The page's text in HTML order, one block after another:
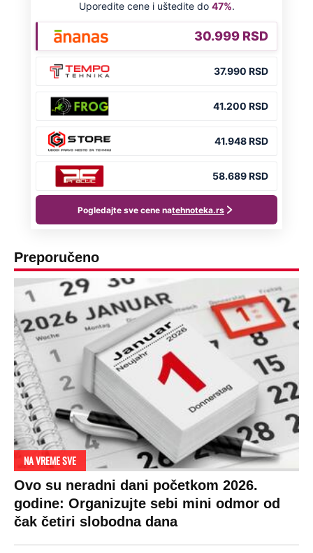
Preporučeno
NA VREME SVE
Ovo su neradni dani početkom 2026.
godine: Organizujte sebi mini odmor od
čak četiri slobodna dana